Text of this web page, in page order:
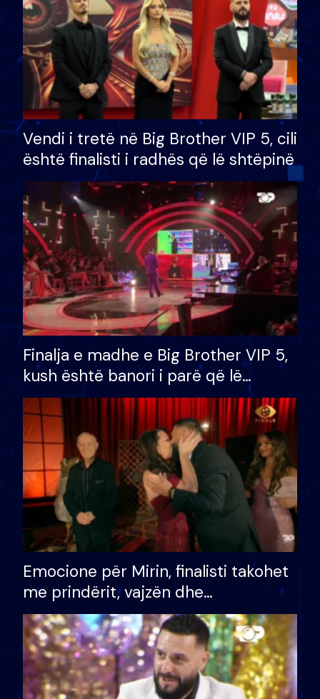
Vendi i tretë në Big Brother VIP 5, cili
është finalisti i radhës që lë shtëpinë
Finalja e madhe e Big Brother VIP 5,
kush është banori i parë që lë
shtëpinë dhe humb mundësinë për
të fituar çmimin e madh
Emocione për Mirin, finalisti takohet
me prindërit, vajzën dhe
bashkëshorten: S’kemi ndonjë letër
divorci apo jo?